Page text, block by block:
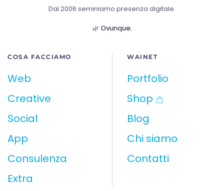
Dal 2006 seminiamo presenza digitale.
🌿 Ovunque.
COSA FACCIAMO
Web
Creative
Social
App
Consulenza
Extra
WAINET
Portfolio
Shop
Blog
Chi siamo
Contatti